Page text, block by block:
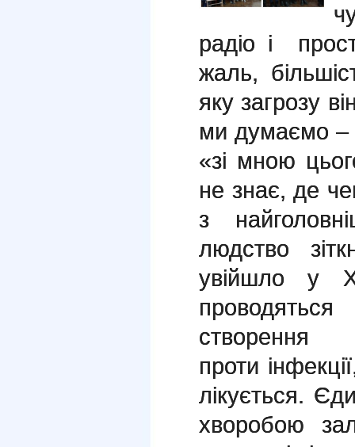
радіо і
жаль,
яку загрозу
ми думаємо –
«зі мною
не знає, де
з
людство
увійшло у
проти
лікується.
хворобою